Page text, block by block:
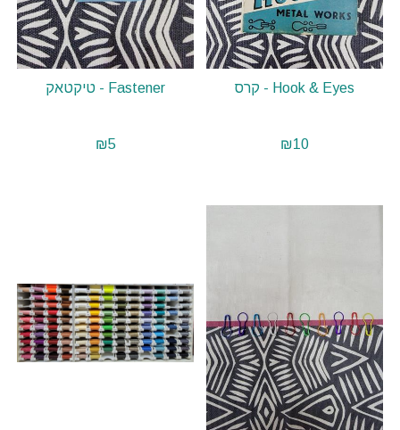
Hook & Eyes - קרס
₪10
Fastener - טיקטאק
₪5